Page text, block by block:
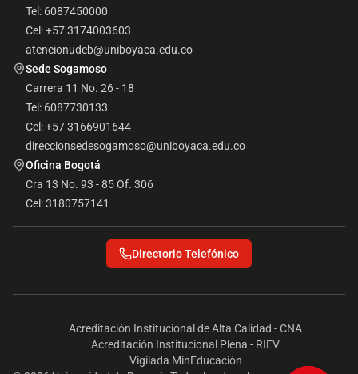
Tel: 6087450000
Cel: +57 3174003603
atencionudeb@uniboyaca.edu.co
Sede Sogamoso
Carrera 11 No. 26 - 18
Tel: 6087730133
Cel: +57 3166901644
direccionsedesogamoso@uniboyaca.edu.co
Oficina Bogotá
Cra 13 No. 93 - 85 Of. 306
Cel: 3180757141
Directorio Telefónico
Acreditación Institucional de Alta Calidad - CNA
Acreditación Institucional Plena - RIEV
Vigilada MinEducación